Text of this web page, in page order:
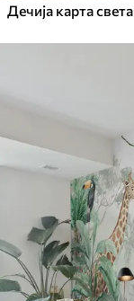
Дечија карта света